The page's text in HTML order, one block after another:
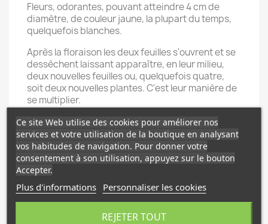
Fleurs, odorantes, pouvant atteindre 4 cm de
diamètre, de couleur jaune, la plupart du temps,
quelquefois blanches.
Après la floraison les deux feuilles s'ouvrent et se
dessèchent laissant apparaître, en leur milieu,
deux nouvelles feuilles ou, quelquefois quatre,
soit deux nouvelles plantes. C'est leur manière de
se multiplier.
Il en existe plus d'une centaine d’espèces dont
certaines sont assez difficiles à différencier.
**Habitat**
Ce site Web utilise des cookies pour améliorer nos
services et votre utilisation de la boutique en analysant
vos habitudes de navigation. Pour donner votre
consentement à son utilisation, appuyez sur le bouton
Accepter.
Plus d'informations Personnaliser les cookies
REJETER TOUT